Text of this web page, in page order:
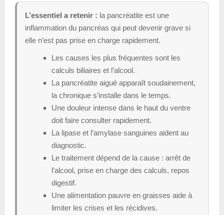
L’essentiel a retenir : la pancréatite est une
inflammation du pancréas qui peut devenir grave si
elle n’est pas prise en charge rapidement.
Les causes les plus fréquentes sont les
calculs biliaires et l’alcool.
La pancréatite aiguë apparaît soudainement,
la chronique s’installe dans le temps.
Une douleur intense dans le haut du ventre
doit faire consulter rapidement.
La lipase et l’amylase sanguines aident au
diagnostic.
Le traitement dépend de la cause : arrêt de
l’alcool, prise en charge des calculs, repos
digestif.
Une alimentation pauvre en graisses aide à
limiter les crises et les récidives.